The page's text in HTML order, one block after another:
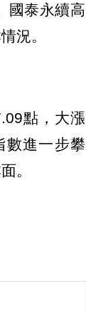
國泰永續高
況。
點，大漲
數進一步攀
。